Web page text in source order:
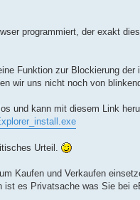
programmiert, der exakt
Funktion zur Blockierung
wir uns nicht noch von
und kann mit diesem Link
Urteil.
Kaufen und Verkaufen
ist es Privatsache was Sie bei